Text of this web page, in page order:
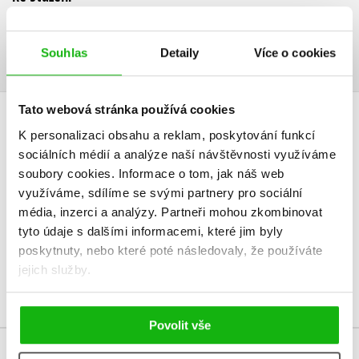
Souhlas Detaily Více o cookies
Tato webová stránka používá cookies
K personalizaci obsahu a reklam, poskytování funkcí
sociálních médií a analýze naší návštěvnosti využíváme
soubory cookies. Informace o tom, jak náš web
využíváme, sdílíme se svými partnery pro sociální
média, inzerci a analýzy. Partneři mohou zkombinovat
tyto údaje s dalšími informacemi, které jim byly
poskytnuty, nebo které poté následovaly, že používáte
jejich služby.
Povolit vše
HODNOCENÍ ČTENÁŘŮ
V současné době nejsou vytvořena žádná uživatelská hodnocení.
Vaše hodnocení
Uživatelskou recenzi mohou vkládat pouze registrovaní uživatelé
Přihlásit